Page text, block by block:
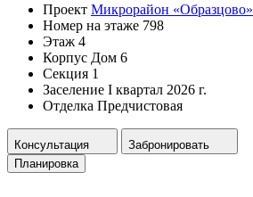
Проект Микрорайон «Образцово»
Номер на этаже 798
Этаж 4
Корпус Дом 6
Секция 1
Заселение I квартал 2026 г.
Отделка Предчистовая
Консультация
Забронировать
Планировка